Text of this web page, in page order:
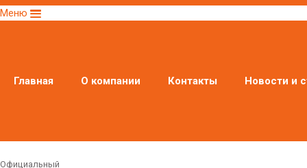
Меню
Главная О компании Контакты Новости и
Официальный